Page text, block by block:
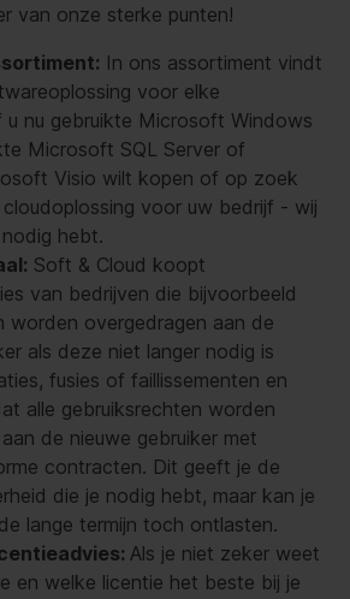
van onze sterke punten!
In ons assortiment vindt
voor elke
u nu gebruikte Microsoft Windows
Microsoft SQL Server of
Visio wilt kopen of op zoek
voor uw bedrijf - wij
hebt.
Soft & Cloud koopt
van bedrijven die bijvoorbeeld
worden overgedragen aan de
als deze niet langer nodig is
fusies of faillissementen en
alle gebruiksrechten worden
de nieuwe gebruiker met
contracten. Dit geeft je de
die je nodig hebt, maar kan je
lange termijn toch ontlasten.
Als je niet zeker weet
en welke licentie het beste bij je